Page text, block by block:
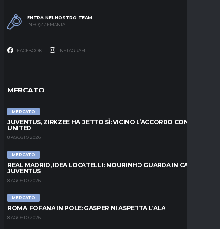
ENTRA NEL NOSTRO TEAM
INFO@ZEMANIA.IT
FACEBOOK INSTAGRAM
MERCATO
MERCATO
JUVENTUS, ZIRKZEE HA DETTO SÌ: VICINO L’ACCORDO CON LO
UNITED
8 AGOSTO 2026
MERCATO
REAL MADRID, IDEA LOCATELLI: MOURINHO GUARDA IN CASA
JUVENTUS
8 AGOSTO 2026
MERCATO
ROMA, FOFANA IN POLE: GASPERINI ASPETTA L’ALA
8 AGOSTO 2026